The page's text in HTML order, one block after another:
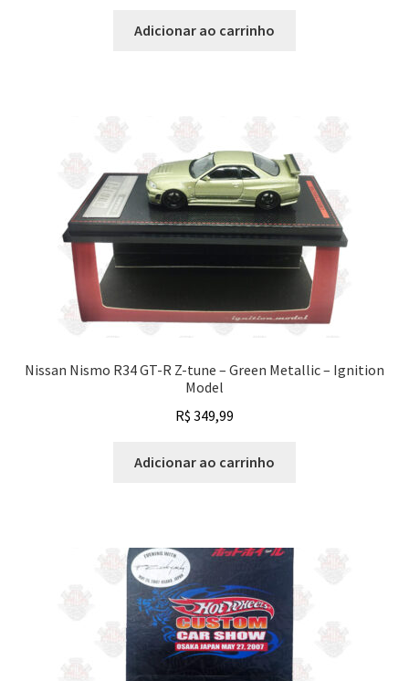
original
Adicionar ao carrinho
Nissan Nismo R34 GT-R Z-tune – Green Metallic – Ignition
Model
R$ 349,99
Adicionar ao carrinho